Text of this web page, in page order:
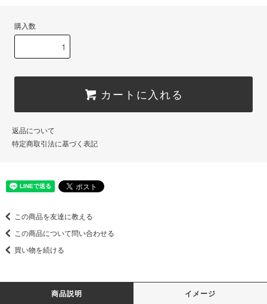
購入数
カートに入れる
返品について
特定商取引法に基づく表記
この商品を友達に教える
この商品について問い合わせる
買い物を続ける
商品説明 イメージ